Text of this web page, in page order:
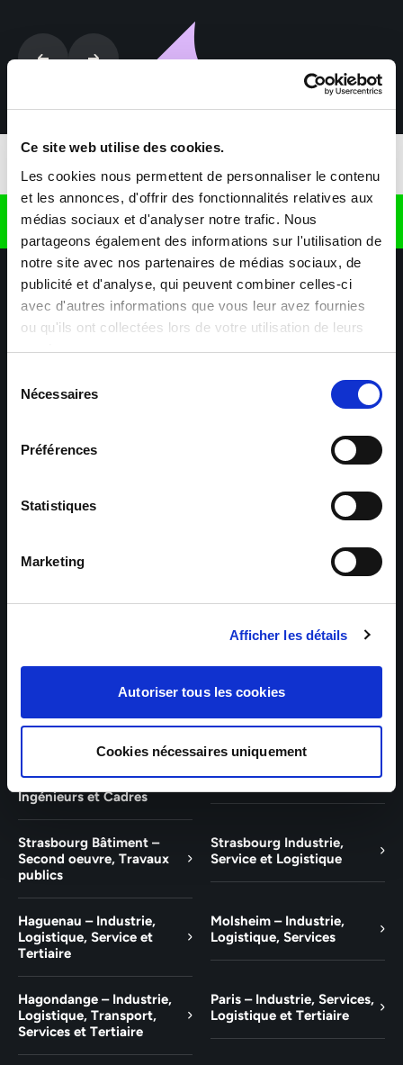
Ce site web utilise des cookies.
Les cookies nous permettent de personnaliser le contenu
et les annonces, d'offrir des fonctionnalités relatives aux
médias sociaux et d'analyser notre trafic. Nous
partageons également des informations sur l'utilisation de
notre site avec nos partenaires de médias sociaux, de
publicité et d'analyse, qui peuvent combiner celles-ci
avec d'autres informations que vous leur avez fournies
ou qu'ils ont collectées lors de votre utilisation de leurs
services.
Nécessaires
Préférences
Statistiques
Marketing
Afficher les détails
Autoriser tous les cookies
Cookies nécessaires uniquement
Retrouvez nous sur
Nos agences Aide & Contact
Maxiplan
Mulhouse – Industrie,
Logistique, Transport et
Bâtiment et Tertiaire
Logistique, Bâtiment et
Guebwiller – Industrie,
Experts Paris – Tertiaire,
Cadres
Experts Strasbourg –
Illkirch-Graffenstaden
Experts Saint-Louis –
Tertiaire, Techniciens,
Ingénieurs et Cadres
Tertiaire, Techniciens,
Ingénieurs et Cadres
Saint-Louis – Industrie,
Logistique, Service
Strasbourg Bâtiment –
Second oeuvre, Travaux
publics
Strasbourg Industrie,
Service et Logistique
Haguenau – Industrie,
Logistique, Service et
Tertiaire
Molsheim – Industrie,
Logistique, Services
Hagondange – Industrie,
Logistique, Transport,
Services et Tertiaire
Paris – Industrie, Services,
Logistique et Tertiaire